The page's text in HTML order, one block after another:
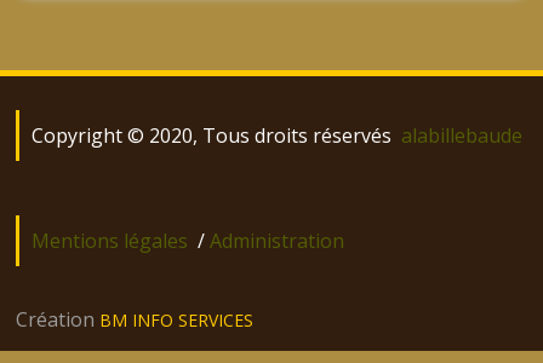
Copyright © 2020, Tous droits réservés alabillebaude
Mentions légales /Administration
Création BM INFO SERVICES